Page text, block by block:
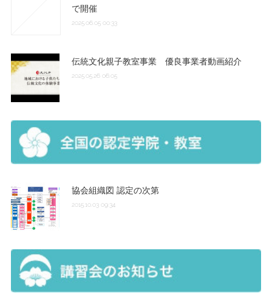
で開催
2025.06.05 00:33
伝統文化親子教室事業 優良事業者動画紹介
2025.05.26 06:05
協会組織図 認定の次第
2015.10.03 09:34